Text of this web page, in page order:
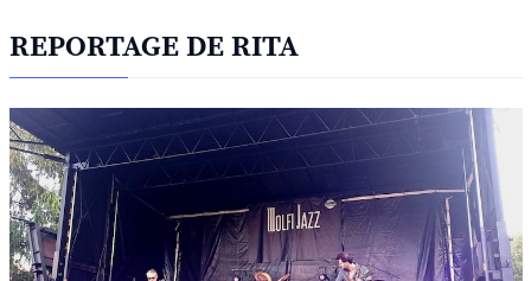
REPORTAGE DE RITA